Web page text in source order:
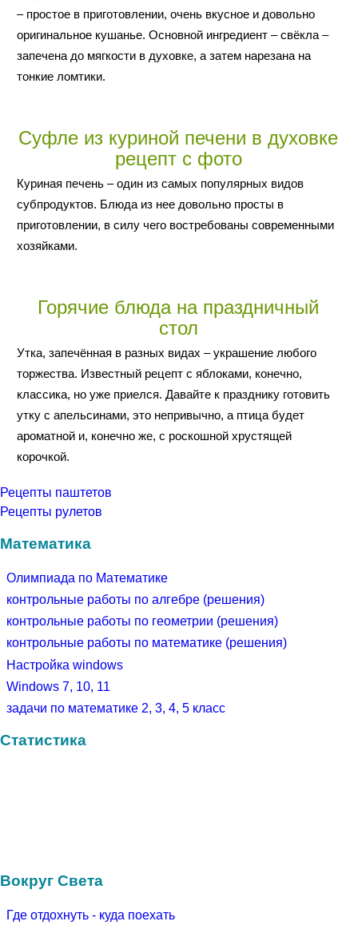
– простое в приготовлении, очень вкусное и довольно
оригинальное кушанье. Основной ингредиент – свёкла –
запечена до мягкости в духовке, а затем нарезана на
тонкие ломтики.
Суфле из куриной печени в духовке
рецепт с фото
Куриная печень – один из самых популярных видов
субпродуктов. Блюда из нее довольно просты в
приготовлении, в силу чего востребованы современными
хозяйками.
Горячие блюда на праздничный
стол
Утка, запечённая в разных видах – украшение любого
торжества. Известный рецепт с яблоками, конечно,
классика, но уже приелся. Давайте к празднику готовить
утку с апельсинами, это непривычно, а птица будет
ароматной и, конечно же, с роскошной хрустящей
корочкой.
Рецепты паштетов
Рецепты рулетов
Математика
Олимпиада по Математике
контрольные работы по алгебре (решения)
контрольные работы по геометрии (решения)
контрольные работы по математике (решения)
Настройка windows
Windows 7, 10, 11
задачи по математике 2, 3, 4, 5 класс
Статистика
Вокруг Света
Где отдохнуть - куда поехать